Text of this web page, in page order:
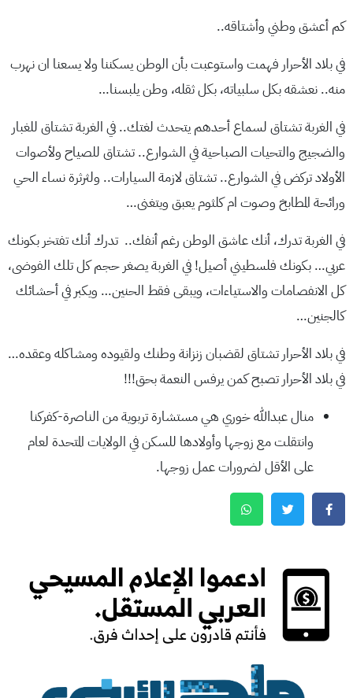
كم أعشق وطني وأشتاقه..
في بلاد الأحرار فهمت واستوعبت بأن الوطن يسكننا ولا يسعنا ان نهرب
منه.. نعشقه بكل سلبياته، بكل ثقله، وطن يلبسنا…
في الغربة تشتاق لسماع أحدهم يتحدث لغتك.. في الغربة تشتاق للغبار
والضجيج والتحيات الصباحية في الشوارع.. تشتاق للصياح ولأصوات
الأولاد تركض في الشوارع.. تشتاق لازمة السيارات.. ولثرثرة نساء الحي
ورائحة المطابخ وصوت ام كلثوم يعبق ويتغنى…
في الغربة تدرك، أنك عاشق الوطن رغم أنفك.. تدرك أنك تفتخر بكونك
عربي… بكونك فلسطيني أصيل! في الغربة يصغر حجم كل تلك الفوضى،
كل الانفصامات والاستياءات، ويبقى فقط الحنين… ويكبر في أحشائك
كالجنين…
في بلاد الأحرار تشتاق لقضبان زنزانة وطنك ولقيوده ومشاكله وعقده…
في بلاد الأحرار تصبح كمن يرفس النعمة بحق!!!
منال عبدالله خوري هي مستشارة تربوية من الناصرة-كفركنا
وانتقلت مع زوجها وأولادها للسكن في الولايات المتحدة لعام
على الأقل لضرورات عمل زوجها.